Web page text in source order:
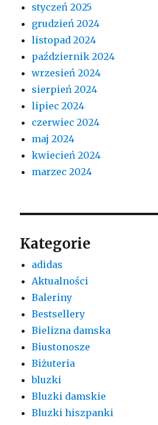
styczeń 2025
grudzień 2024
listopad 2024
październik 2024
wrzesień 2024
sierpień 2024
lipiec 2024
czerwiec 2024
maj 2024
kwiecień 2024
marzec 2024
Kategorie
adidas
Aktualności
Baleriny
Bestsellery
Bielizna damska
Biustonosze
Biżuteria
bluzki
Bluzki damskie
Bluzki hiszpanki